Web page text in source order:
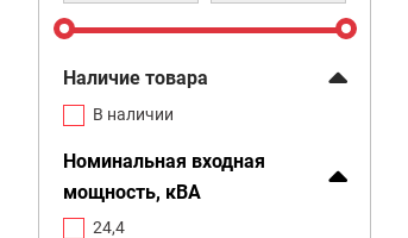
Наличие товара
В наличии
Номинальная входная
мощность, кВА
24,4